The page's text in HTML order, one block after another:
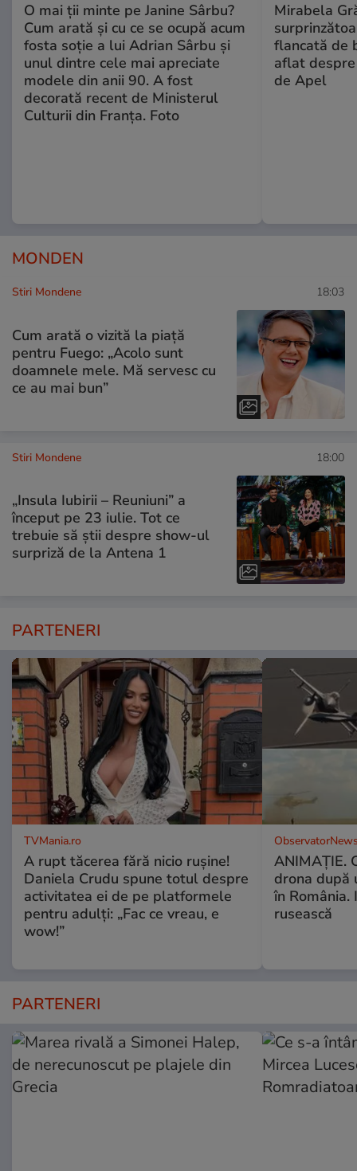
O mai ții minte pe Janine Sârbu?
Cum arată și cu ce se ocupă acum
fosta soție a lui Adrian Sârbu și
unul dintre cele mai apreciate
modele din anii 90. A fost
decorată recent de Ministerul
Culturii din Franța. Foto
Mirabela
flancată de
aflat
de Apel
MONDEN
Stiri Mondene 18:03
Cum arată o vizită la piață
pentru Fuego: „Acolo sunt
doamnele mele. Mă servesc cu
ce au mai bun”
Stiri Mondene 18:00
„Insula Iubirii – Reuniuni” a
început pe 23 iulie. Tot ce
trebuie să știi despre show-ul
surpriză de la Antena 1
PARTENERI
TVMania.ro
A rupt tăcerea fără nicio rușine!
Daniela Crudu spune totul despre
activitatea ei de pe platformele
pentru adulți: „Fac ce vreau, e
wow!”
ANIMAŢIE.
drona după
în România.
rusească
PARTENERI